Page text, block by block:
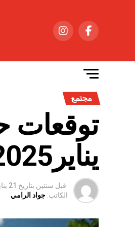
مجتمع
يناير2025
قبل سنتين بتاريخ 21 يناير 2025
الكاتب: جواد الرامي